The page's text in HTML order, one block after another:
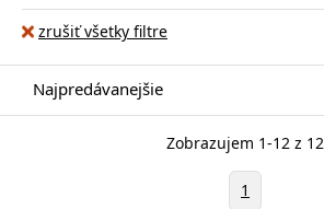
zrušiť všetky filtre
Najpredávanejšie
Zobrazujem 1-12 z 12
1